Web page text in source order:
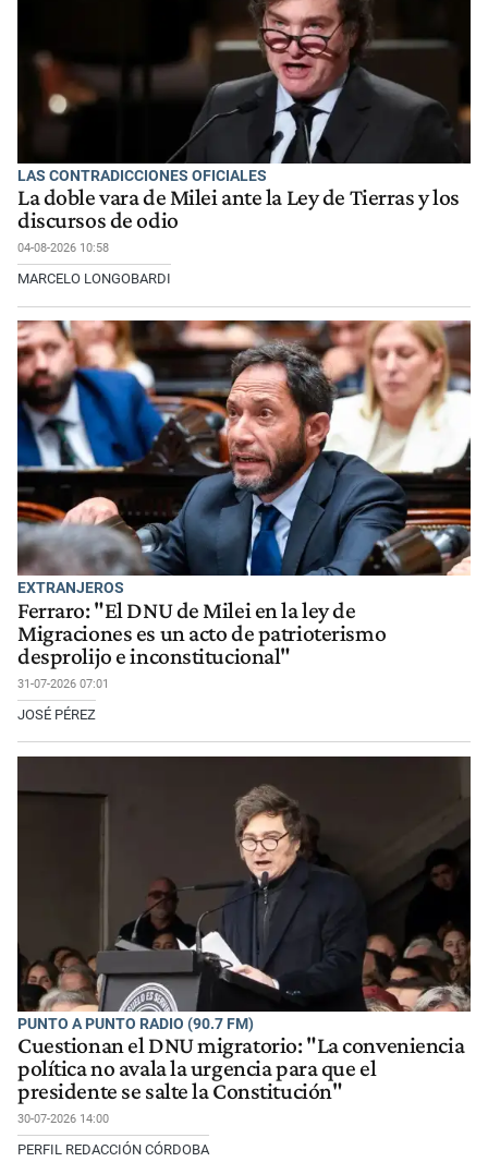
LAS CONTRADICCIONES OFICIALES
La doble vara de Milei ante la Ley de Tierras y los
discursos de odio
04-08-2026 10:58
MARCELO LONGOBARDI
EXTRANJEROS
Ferraro: "El DNU de Milei en la ley de
Migraciones es un acto de patrioterismo
desprolijo e inconstitucional"
31-07-2026 07:01
JOSÉ PÉREZ
PUNTO A PUNTO RADIO (90.7 FM)
Cuestionan el DNU migratorio: "La conveniencia
política no avala la urgencia para que el
presidente se salte la Constitución"
30-07-2026 14:00
PERFIL REDACCIÓN CÓRDOBA